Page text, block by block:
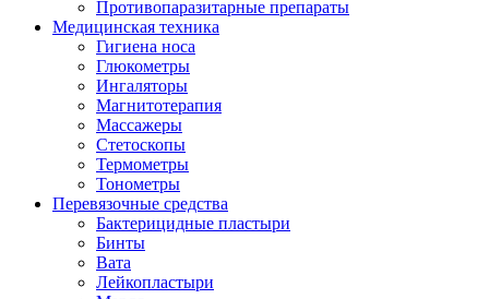
Противопаразитарные препараты
Медицинская техника
Гигиена носа
Глюкометры
Ингаляторы
Магнитотерапия
Массажеры
Стетоскопы
Термометры
Тонометры
Перевязочные средства
Бактерицидные пластыри
Бинты
Вата
Лейкопластыри